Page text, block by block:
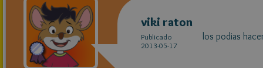
viki raton
Publicado
2013-05-17
los podias